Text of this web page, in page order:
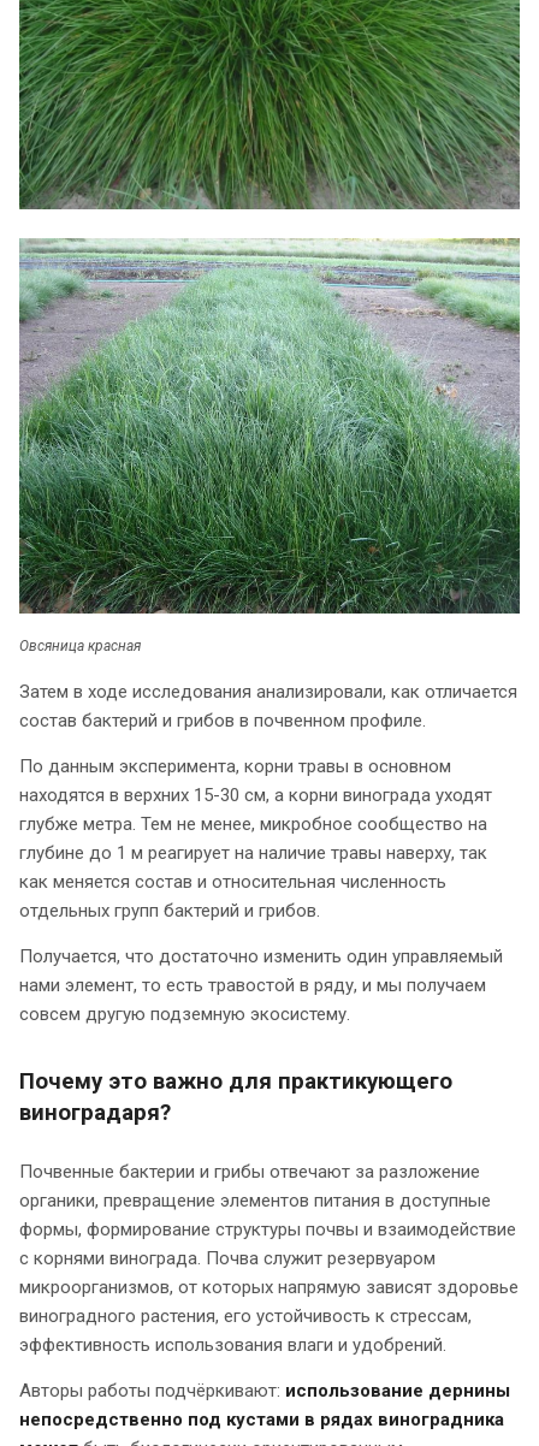
Овсяница красная
Затем в ходе исследования анализировали, как отличается
состав бактерий и грибов в почвенном профиле.
По данным эксперимента, корни травы в основном
находятся в верхних 15-30 см, а корни винограда уходят
глубже метра. Тем не менее, микробное сообщество на
глубине до 1 м реагирует на наличие травы наверху, так
как меняется состав и относительная численность
отдельных групп бактерий и грибов.
Получается, что достаточно изменить один управляемый
нами элемент, то есть травостой в ряду, и мы получаем
совсем другую подземную экосистему.
Почему это важно для практикующего
виноградаря?
Почвенные бактерии и грибы отвечают за разложение
органики, превращение элементов питания в доступные
формы, формирование структуры почвы и взаимодействие
с корнями винограда. Почва служит резервуаром
микроорганизмов, от которых напрямую зависят здоровье
виноградного растения, его устойчивость к стрессам,
эффективность использования влаги и удобрений.
Авторы работы подчёркивают: использование дернины
непосредственно под кустами в рядах виноградника